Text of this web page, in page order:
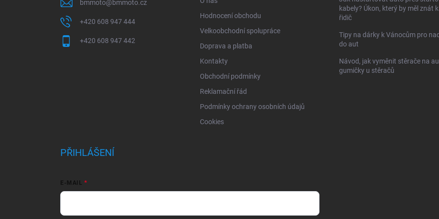
bmmoto@bmmoto.cz
+420 608 947 444
+420 608 947 442
Hodnocení obchodu
Velkoobchodní spolupráce
Doprava a platba
Kontakty
Obchodní podmínky
Reklamační řád
Podmínky ochrany osobních údajů
Cookies
kabely? Úkon, který by měl znát
řidič
Tipy na dárky k Vánocům pro
do aut
Návod, jak vyměnit stěrače na
gumičky u stěračů
PŘIHLÁŠENÍ
E-MAIL